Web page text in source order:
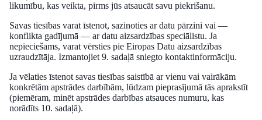
likumību, kas veikta, pirms jūs atsaucāt savu piekrišanu.
Savas tiesības varat īstenot, sazinoties ar datu pārzini vai —
konflikta gadījumā — ar datu aizsardzības speciālistu. Ja
nepieciešams, varat vērsties pie Eiropas Datu aizsardzības
uzraudzītāja. Izmantojiet 9. sadaļā sniegto kontaktinformāciju.
Ja vēlaties īstenot savas tiesības saistībā ar vienu vai vairākām
konkrētām apstrādes darbībām, lūdzam pieprasījumā tās aprakstīt
(piemēram, minēt apstrādes darbības atsauces numuru, kas
norādīts 10. sadaļā).